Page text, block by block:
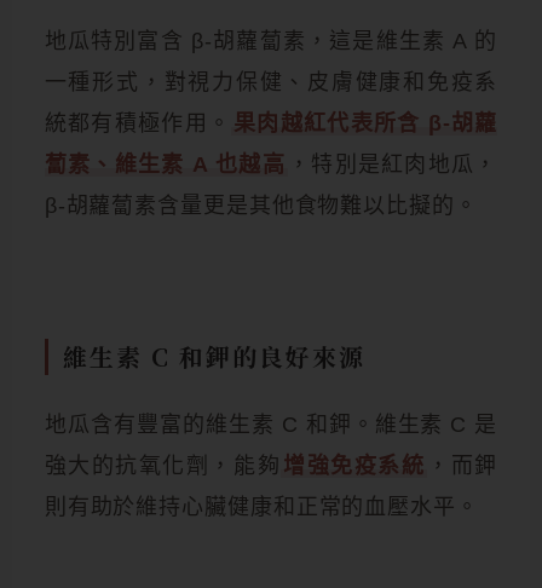
地瓜特別富含 β-胡蘿蔔素，這是維生素 A 的
一種形式，對視力保健、皮膚健康和免疫系
統都有積極作用。 果肉越紅代表所含 β-胡蘿
蔔素、維生素 A 也越高 ，特別是紅肉地瓜，
β-胡蘿蔔素含量更是其他食物難以比擬的。
維生素 C 和鉀的良好來源
地瓜含有豐富的維生素 C 和鉀。維生素 C 是
強大的抗氧化劑，能夠 增強免疫系統 ，而鉀
則有助於維持心臟健康和正常的血壓水平。